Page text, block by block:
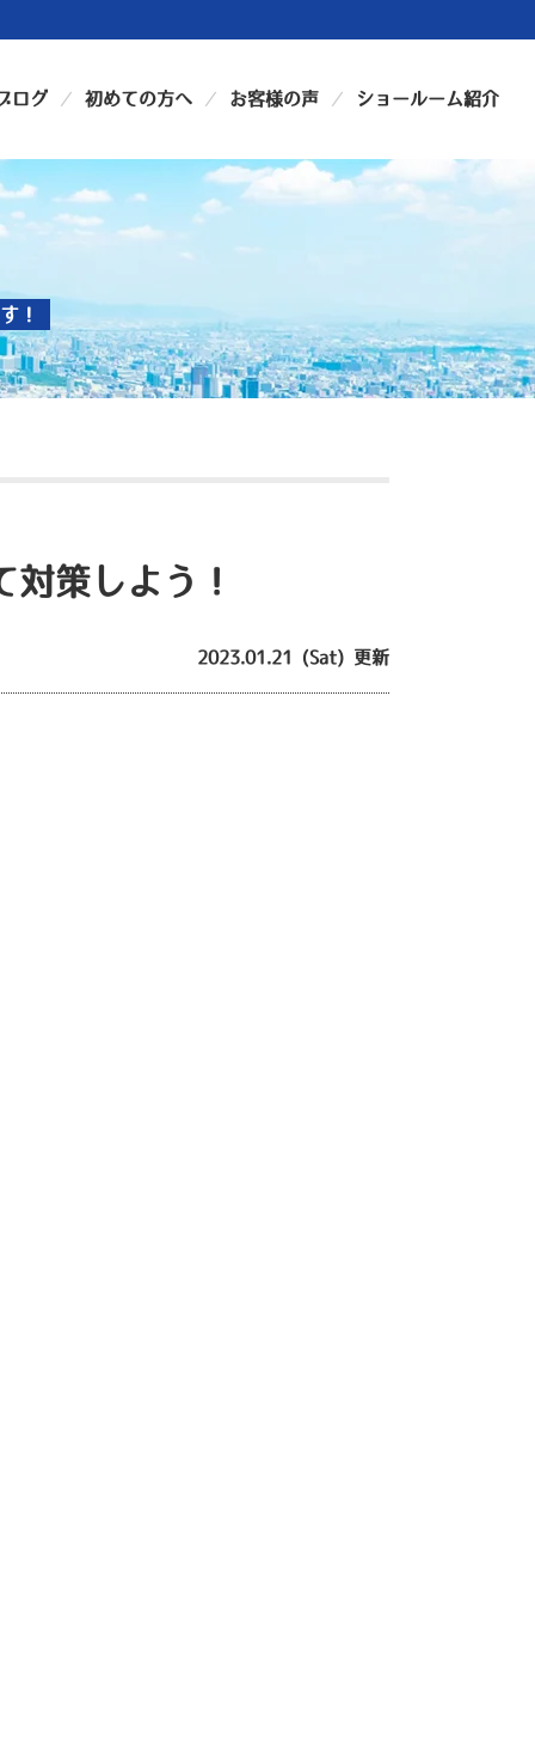
ログ 初めての方へ お客様の声 ショールーム紹介
！
策しよう！
2023.01.21 (Sat) 更新